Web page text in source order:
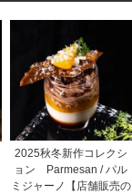
2025秋冬新作コレクシ
ョン Parmesan / パル
ミジャーノ【店舗販売の